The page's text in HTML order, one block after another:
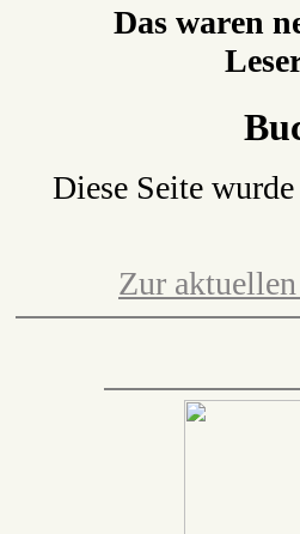
Das waren
Diese Seite
Zur